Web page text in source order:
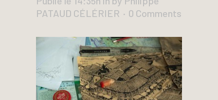
PATAUD CÉLÉRIER
0 Comments